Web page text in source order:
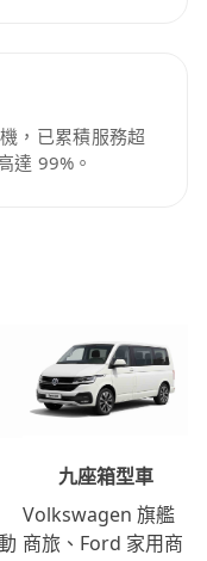
，已累積服務超
達 99%。
九座箱型車
Volkswagen 旗艦
商旅、Ford 家用商